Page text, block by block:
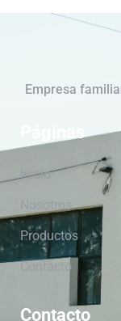
Empresa
Páginas
Inicio
Nosotros
Productos
Contacto
Contacto